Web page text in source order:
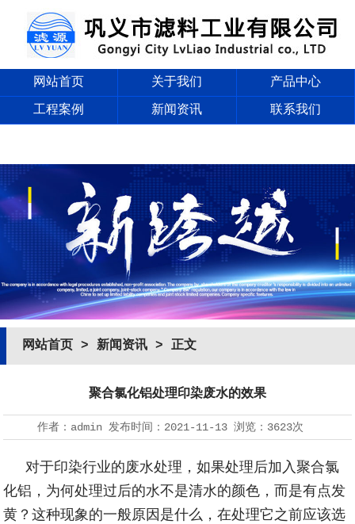
网站首页 关于我们
产品中心
工程案例
新闻资讯 联系我们
网站首页 > 新闻资讯 > 正文
聚合氯化铝处理印染废水的效果
作者： admin发布时间： 2021-11-13 浏览： 3623次
对于印染行业的废水处理，如果处理后加入聚合氯
化铝 ， 为何处理过后的水不是清水的颜色，而是有点发
黄 ？这种现象的一般原因是什么，在处理它之前应该选